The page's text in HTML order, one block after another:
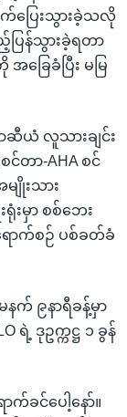
ြေးသွားခဲ့သလို
ြန်သွားခဲ့ရတာ
ခြေခံပြီး မမြ
ဆီယံ လူသားချင်း
တာ-AHA စင်
ျိုးသား
းမှာ စစ်ဘေး
ာက်စဉ် ပစ်ခတ်ခံ
က် ၉နာရီခန့်မှာ
ရဲ့ ဒုဥက္ကဋ္ဌ ၁ ခွန်
ခင်ပေါ့နော်။